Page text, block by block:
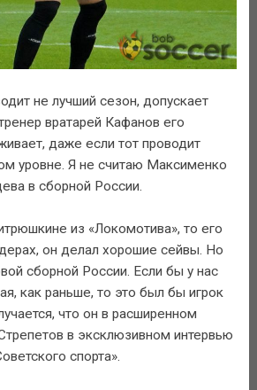
не лучший сезон, допускает
вратарей Кафанов его
даже если тот проводит
уровне. Я не считаю Максименко
в сборной России.
из «Локомотива», то его
он делал хорошие сейвы. Но
сборной России. Если бы у нас
как раньше, то это был бы игрок
что он в расширенном
в эксклюзивном интервью
спорта».